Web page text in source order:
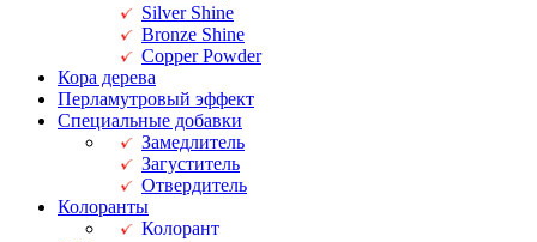
Silver Shine
Bronze Shine
Copper Powder
Кора дерева
Перламутровый эффект
Специальные добавки
Замедлитель
Загуститель
Отвердитель
Колоранты
Колорант